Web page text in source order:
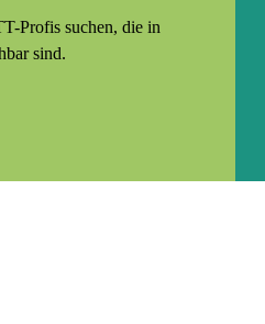
Profis suchen, die in
sind.